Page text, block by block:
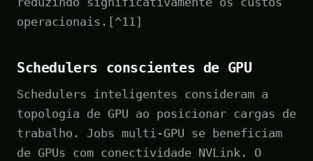
operacionais.[^11]
Schedulers conscientes de GPU
Schedulers inteligentes consideram a
topologia de GPU ao posicionar cargas de
trabalho. Jobs multi-GPU se beneficiam
de GPUs com conectividade NVLink. O